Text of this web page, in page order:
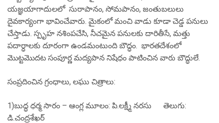
యజ్ఞయాగాదులలో సురాపానం, సోమపానం, జంతుబలులు
దైవకార్యంగా భావించేవారు. మైకంలో మంచి వాడు కూడా చెడ్డ పనులు
చేస్తాడు. స్పృహ నశింపచేసి, నీచమైన పనులకు దారితీసే, మత్తు
పదార్ధాలకు దూరంగా ఉండమంటుంది బౌద్ధం. భారతదేశంలో
మొట్టమొదట సంపూర్ణ మద్యపాన నిషేధం పాటించిన వారు బౌద్ధులే.
సంప్రదించిన గ్రంధాలు, లఘు చిత్రాలు:
1)బుద్ధ ధర్మ సారం – ఆంగ్ల మూలం: పి.లక్ష్మీ నరసు తెలుగు:
డి.చంద్రశేఖర్